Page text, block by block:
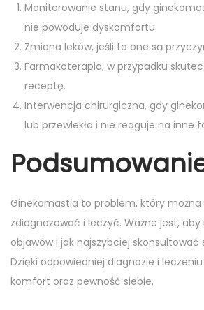
Monitorowanie stanu, gdy
nie powoduje dyskomfortu.
Zmiana leków, jeśli to one są
Farmakoterapia, w przypadku
receptę.
Interwencja chirurgiczna, gdy
lub przewlekła i nie reaguje na inne
Ginekomastia to problem, który można
zdiagnozować i leczyć. Ważne jest,
objawów i jak najszybciej skonsultować
Dzięki odpowiedniej diagnozie i
komfort oraz pewność siebie.